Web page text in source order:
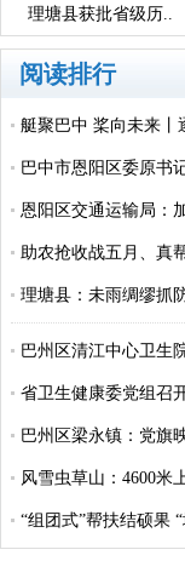
理塘县获批省级历..
阅读排行
艇聚巴中 桨向未来丨
巴中市恩阳区委原书
恩阳区交通运输局：
城..
助农抢收战五月、真
理塘县：未雨绸缪抓
巴州区清江中心卫生
省卫生健康委党组召
巴州区梁永镇：党旗
风雪虫草山：4600米
“组团式”帮扶结硕果